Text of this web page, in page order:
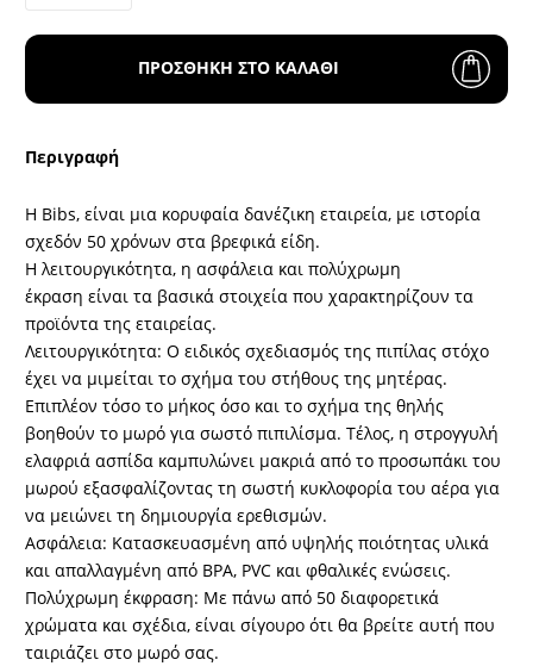
ΠΡΟΣΘΗΚΗ ΣΤΟ ΚΑΛΑΘΙ
Περιγραφή
Η Bibs, είναι μια κορυφαία δανέζικη εταιρεία, με ιστορία
σχεδόν 50 χρόνων στα βρεφικά είδη.
Ηλειτουργικότητα, η ασφάλεια και πολύχρωμη
έκραση είναι τα βασικά στοιχεία που χαρακτηρίζουν τα
προϊόντα της εταιρείας.
Λειτουργικότητα: Ο ειδικός σχεδιασμός της πιπίλας στόχο
έχει να μιμείται το σχήμα του στήθους της μητέρας.
Επιπλέον τόσο το μήκος όσο και το σχήμα της θηλής
βοηθούν το μωρό για σωστό πιπιλίσμα. Τέλος, η στρογγυλή
ελαφριά ασπίδα καμπυλώνει μακριά από το προσωπάκι του
μωρού εξασφαλίζοντας τη σωστή κυκλοφορία του αέρα για
να μειώνει τη δημιουργία ερεθισμών.
Ασφάλεια: Kατασκευασμένη από υψηλής ποιότητας υλικά
και απαλλαγμένη από BPA, PVC και φθαλικές ενώσεις.
Πολύχρωμη έκφραση: Με πάνω από 50 διαφορετικά
χρώματα και σχέδια, είναι σίγουρο ότι θα βρείτε αυτή που
ταιριάζει στο μωρό σας.